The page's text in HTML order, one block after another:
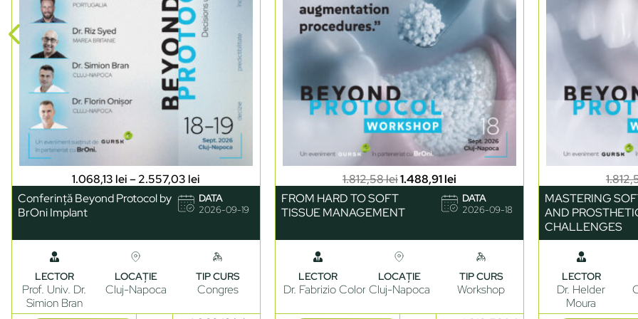
1.068,13 lei–2.557,03 lei
Conferință Beyond Protocol by
BrOni Implant
DATA
2026-09-19
LECTOR
Prof. Univ. Dr.
Simion Bran
LOCAȚIE
Cluj-Napoca
TIP CURS
Congres
1.812,58lei1.488,91lei
FROM HARD TO SOFT
TISSUE MANAGEMENT
DATA
2026-09-18
LECTOR
Dr. Fabrizio Colombo
LOCAȚIE
Cluj-Napoca
TIP CURS
Workshop
MASTERING
AND
CHALLENGES
LECTOR
Dr. Helder
Moura